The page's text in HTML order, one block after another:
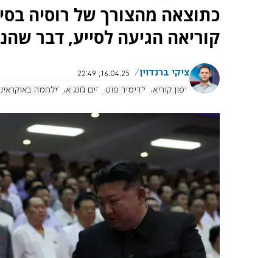
כתוצאה מהצורך של רוסיה
קוריאה הגיעה לסייע, דבר
ציקי ברנדוין
16.04.25, 22:49
צפון קוריאה
ולדימיר פוטין קים ג'ונג און מלחמה